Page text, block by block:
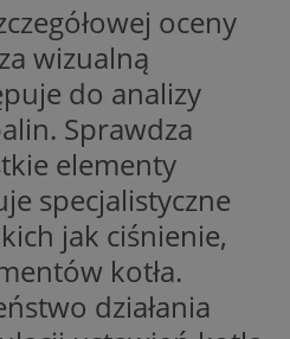
oceny
wizualną
do analizy
Sprawdza
elementy
specjalistyczne
jak ciśnienie,
kotła.
działania